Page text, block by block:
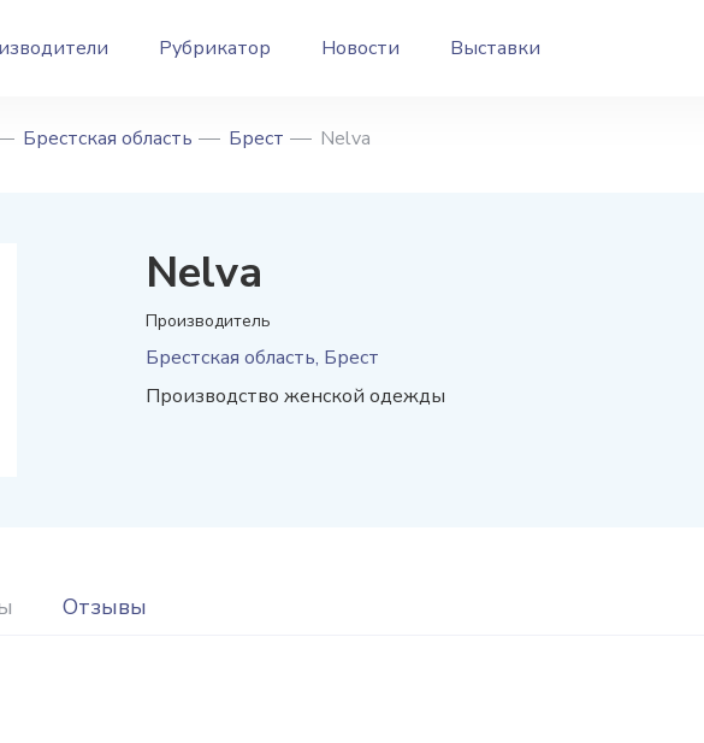
Рубрикатор Новости Выставки
Брестская область Брест Nelva
Nelva
Производитель
Брестская область, Брест
Производство женской одежды
Отзывы